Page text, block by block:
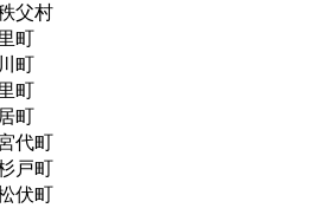
父村
町
町
町
町
代町
戸町
伏町